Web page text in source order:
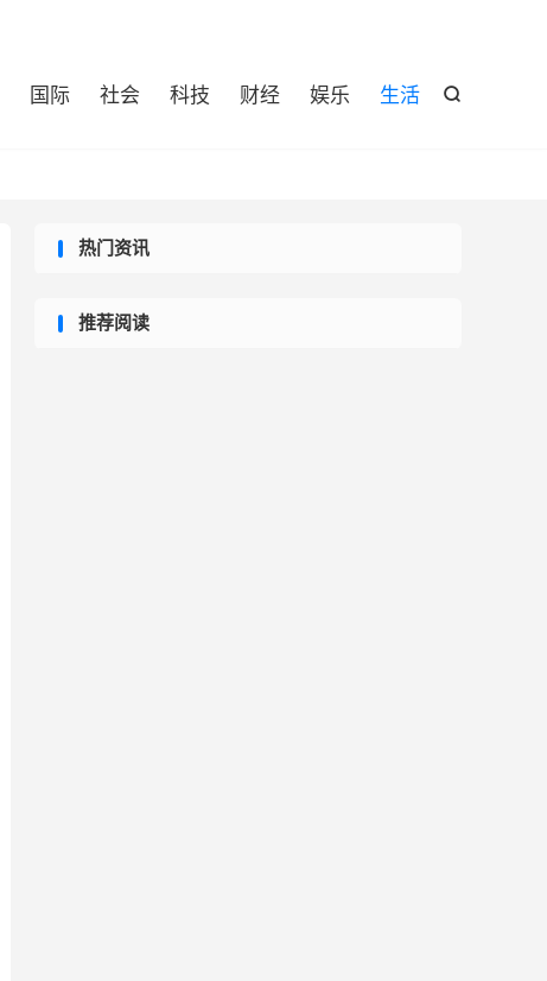

国际 社会 科技 财经 娱乐 生活
热门资讯
推荐阅读